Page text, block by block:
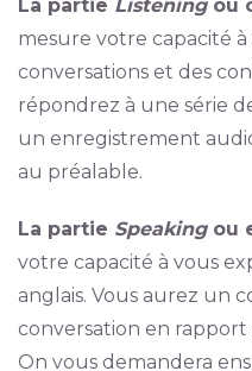
La partie Listeningou
mesure votre capacité
conversations et des
répondrez à une série
un enregistrement
au préalable.
La partie Speakingou
votre capacité à vous
anglais. Vous aurez un
conversation en
On vous demandera